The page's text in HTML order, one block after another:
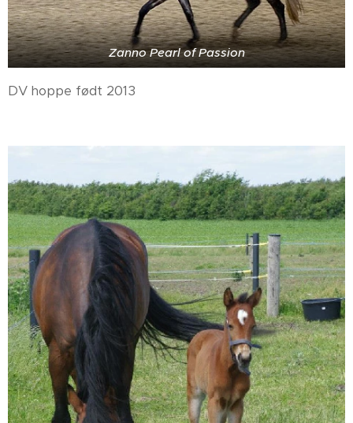
Zanno Pearl of Passion
DV hoppe født 2013